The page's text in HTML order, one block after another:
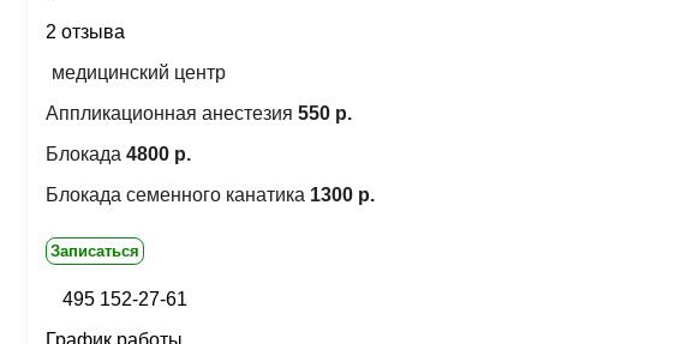
2 отзыва
медицинский центр
Аппликационная анестезия 550 р.
Блокада 4800 р.
Блокада семенного канатика 1300 р.
Записаться
495 152-27-61
График работы